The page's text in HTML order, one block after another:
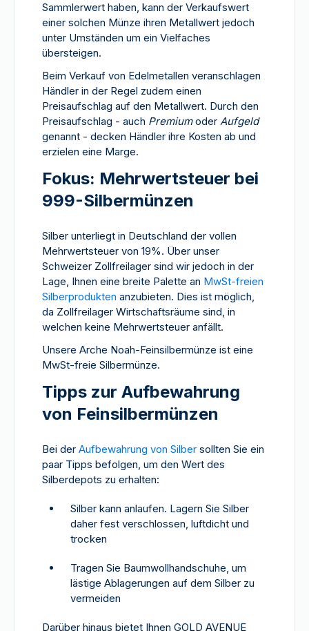
Sammlerwert haben, kann der Verkaufswert
einer solchen Münze ihren Metallwert jedoch
unter Umständen um ein Vielfaches
übersteigen.
Beim Verkauf von Edelmetallen veranschlagen
Händler in der Regel zudem einen
Preisaufschlag auf den Metallwert. Durch den
Preisaufschlag - auch Premiumoder Aufgeld
genannt - decken Händler ihre Kosten ab und
erzielen eine Marge.
Fokus: Mehrwertsteuer bei
999-Silbermünzen
Silber unterliegt in Deutschland der vollen
Mehrwertsteuer von 19%. Über unser
Schweizer Zollfreilager sind wir jedoch in der
Lage, Ihnen eine breite Palette an MwSt-freien
Silberprodukten anzubieten. Dies ist möglich,
da Zollfreilager Wirtschaftsräume sind, in
welchen keine Mehrwertsteuer anfällt.
Unsere Arche Noah-Feinsilbermünze ist eine
MwSt-freie Silbermünze.
Tipps zur Aufbewahrung
von Feinsilbermünzen
Bei der Aufbewahrung von Silber sollten Sie ein
paar Tipps befolgen, um den Wert des
Silberdepots zu erhalten:
Silber kann anlaufen. Lagern Sie Silber
daher fest verschlossen, luftdicht und
trocken
Tragen Sie Baumwollhandschuhe, um
lästige Ablagerungen auf dem Silber zu
vermeiden
Darüber hinaus bietet Ihnen GOLD AVENUE